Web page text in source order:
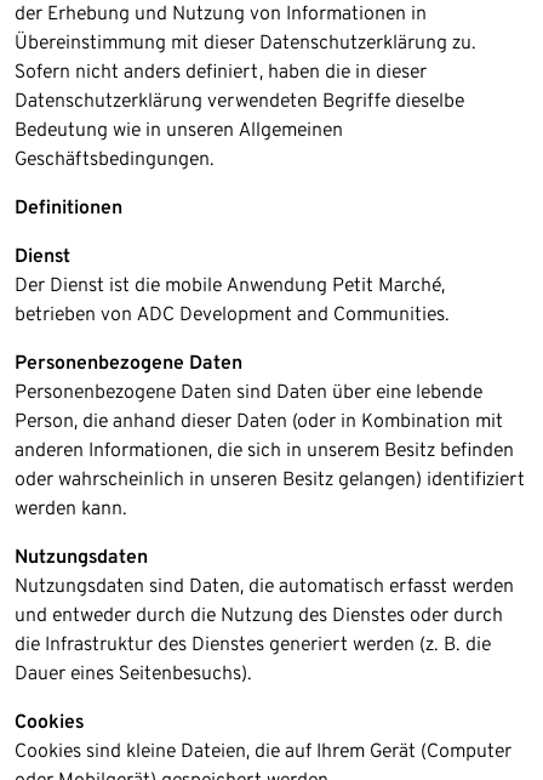
der Erhebung und Nutzung von Informationen in
Übereinstimmung mit dieser Datenschutzerklärung zu.
Sofern nicht anders definiert, haben die in dieser
Datenschutzerklärung verwendeten Begriffe dieselbe
Bedeutung wie in unseren Allgemeinen
Geschäftsbedingungen.​
Definitionen
Dienst
Der Dienst ist die mobile Anwendung Petit Marché,
betrieben von ADC Development and Communities.​
Personenbezogene Daten
Personenbezogene Daten sind Daten über eine lebende
Person, die anhand dieser Daten (oder in Kombination mit
anderen Informationen, die sich in unserem Besitz befinden
oder wahrscheinlich in unseren Besitz gelangen) identifiziert
werden kann.
Nutzungsdaten
Nutzungsdaten sind Daten, die automatisch erfasst werden
und entweder durch die Nutzung des Dienstes oder durch
die Infrastruktur des Dienstes generiert werden (z. B. die
Dauer eines Seitenbesuchs).​
Cookies
Cookies sind kleine Dateien, die auf Ihrem Gerät (Computer